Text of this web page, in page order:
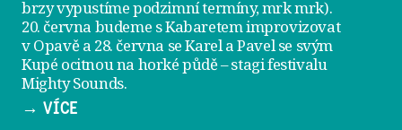
brzy vypustíme podzimní termíny, mrk mrk).
20. června budeme s Kabaretem improvizovat
v Opavě a 28. června se Karel a Pavel se svým
Kupé ocitnou na horké půdě – stagi festivalu
Mighty Sounds.
→ VÍCE